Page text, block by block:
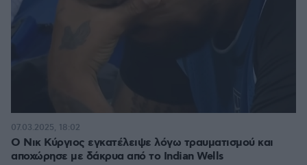
Ο Νικ Κύργιος εγκατέλειψε λόγω τραυματισμού και
αποχώρησε με δάκρυα από το Indian Wells
07.03.2025, 18:02